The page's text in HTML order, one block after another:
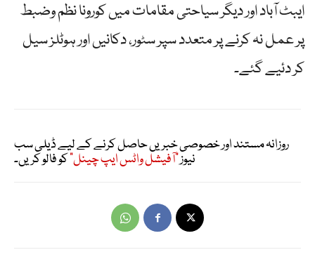
ایبٹ آباد اور دیگر سیاحتی مقامات میں کورونا نظم وضبط
پر عمل نہ کرنے پر متعدد سپر سٹور، دکانیں اور ہوٹلز سیل
کر دئیے گئے۔
روزانہ مستند اور خصوصی خبریں حاصل کرنے کے لیے ڈیلی سب
نیوز"آفیشل واٹس ایپ چینل"کو فالو کریں۔